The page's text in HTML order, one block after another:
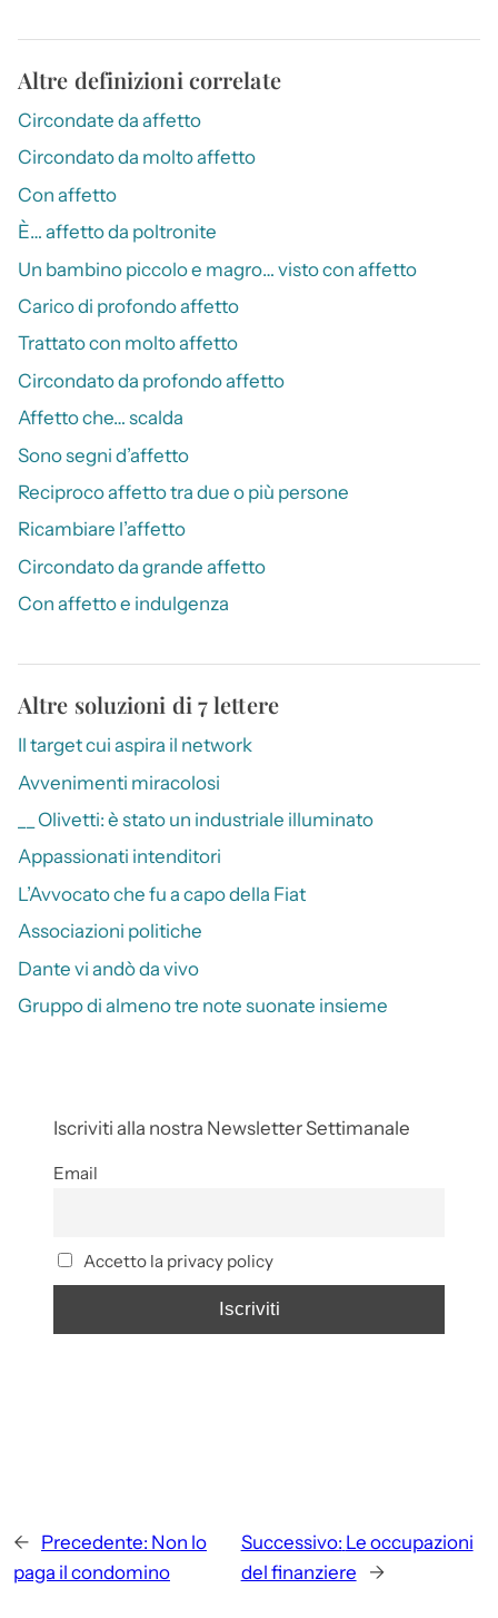
Altre definizioni correlate
Circondate da affetto
Circondato da molto affetto
Con affetto
È… affetto da poltronite
Un bambino piccolo e magro… visto con affetto
Carico di profondo affetto
Trattato con molto affetto
Circondato da profondo affetto
Affetto che… scalda
Sono segni d’affetto
Reciproco affetto tra due o più persone
Ricambiare l’affetto
Circondato da grande affetto
Con affetto e indulgenza
Altre soluzioni di 7 lettere
Il target cui aspira il network
Avvenimenti miracolosi
__ Olivetti: è stato un industriale illuminato
Appassionati intenditori
L’Avvocato che fu a capo della Fiat
Associazioni politiche
Dante vi andò da vivo
Gruppo di almeno tre note suonate insieme
Iscriviti alla nostra Newsletter Settimanale
Email
Accetto la privacy policy
← Precedente: Non lo
paga il condomino
Successivo: Le occupazioni
del finanziere
→